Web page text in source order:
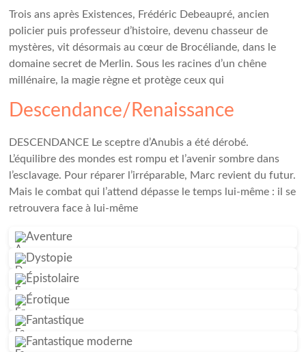
Trois ans après Existences, Frédéric Debeaupré, ancien
policier puis professeur d’histoire, devenu chasseur de
mystères, vit désormais au cœur de Brocéliande, dans le
domaine secret de Merlin. Sous les racines d’un chêne
millénaire, la magie règne et protège ceux qui
Descendance/Renaissance
DESCENDANCE Le sceptre d’Anubis a été dérobé.
L’équilibre des mondes est rompu et l’avenir sombre dans
l’esclavage. Pour réparer l’irréparable, Marc revient du futur.
Mais le combat qui l’attend dépasse le temps lui-même : il se
retrouvera face à lui-même
Aventure
Dystopie
Épistolaire
Érotique
Fantastique
Fantastique moderne